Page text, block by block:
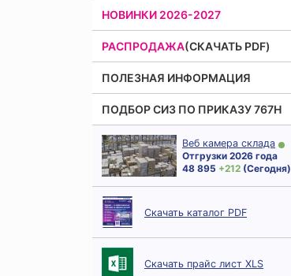
НОВИНКИ 2026-2027
РАСПРОДАЖА(СКАЧАТЬ PDF)
ПОЛЕЗНАЯ ИНФОРМАЦИЯ
ПОДБОР СИЗ ПО ПРИКАЗУ 767Н
Веб камера склада
Отгрузки 2026 года
48 895 + 212 (Сегодня)
Скачать каталог PDF
Скачать прайс лист XLS